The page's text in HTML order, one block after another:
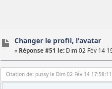
Changer le profil, l'avatar
« Réponse #51 le: Dim 02 Fév 14
Citation de: pussy le Dim 02 Fév 14 17:58:11